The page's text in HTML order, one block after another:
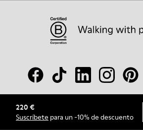
220 €
Suscríbete para un -10% de descuento
© Camper, 2026